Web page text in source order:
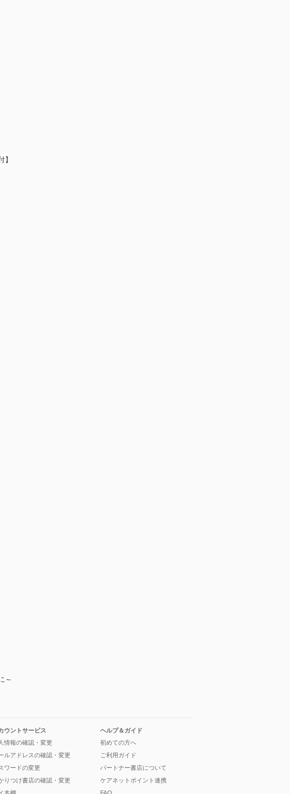
～
ウントサービス
情報の確認・変更
ルアドレスの確認・変更
ワードの変更
りつけ書店の確認・変更
ヘルプ＆ガイド
初めての方へ
ご利用ガイド
パートナー書店について
ケアネットポイント連携